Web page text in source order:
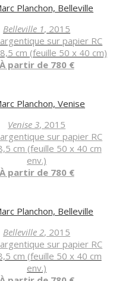
Belleville 1, 2015
sur papier RC
cm (feuille 50 x 40 cm)
À partir de 780 €
Venise 3, 2015
sur papier RC
cm (feuille 50 x 40 cm
env.)
À partir de 780 €
Belleville 2, 2015
sur papier RC
cm (feuille 50 x 40 cm
env.)